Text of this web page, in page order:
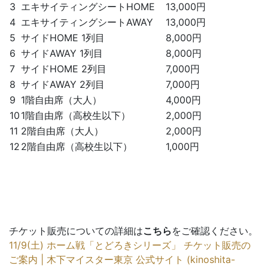
3 エキサイティングシートHOME
13,000円
4 エキサイティングシートAWAY
13,000円
5 サイドHOME 1列目
8,000円
6 サイドAWAY 1列目
8,000円
7 サイドHOME 2列目
7,000円
8 サイドAWAY 2列目
7,000円
9 1階自由席（大人）
4,000円
10 1階自由席（高校生以下）
2,000円
11 2階自由席（大人）
2,000円
12 2階自由席（高校生以下） 1,000円
チケット販売についての詳細はこちら をご確認ください。
11/9(土) ホーム戦「とどろきシリーズ」 チケット販売の
ご案内 | 木下マイスター東京 公式サイト (kinoshita-